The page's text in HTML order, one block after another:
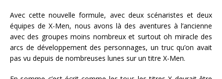
Avec cette nouvelle formule, avec deux scénaristes et deux
équipes de X-Men, nous avons là des aventures à l’ancienne
avec des groupes moins nombreux et surtout oh miracle des
arcs de développement des personnages, un truc qu’on avait
pas vu depuis de nombreuses lunes sur un titre X-Men.